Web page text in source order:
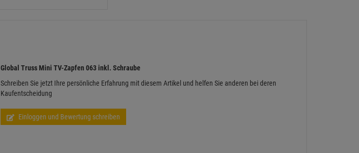
Global Truss Mini TV-Zapfen 063 inkl. Schraube
Schreiben Sie jetzt Ihre persönliche Erfahrung mit diesem Artikel und helfen Sie anderen bei deren
Kaufentscheidung
Einloggen und Bewertung schreiben